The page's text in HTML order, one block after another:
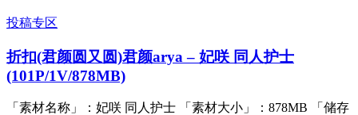
投稿专区
折扣(君颜圆又圆)君颜arya – 妃咲 同人护士
(101P/1V/878MB)
「素材名称」：妃咲 同人护士 「素材大小」：878MB 「储存